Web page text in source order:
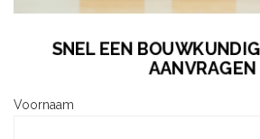
SNEL EEN
AANVRAGEN
Voornaam